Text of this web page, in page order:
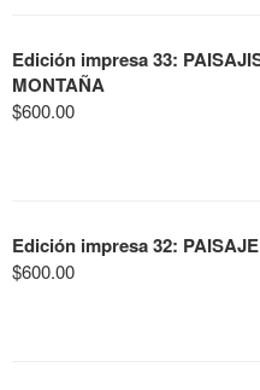
Edición impresa 33:
MONTAÑA
$600.00
Edición impresa 32:
$600.00